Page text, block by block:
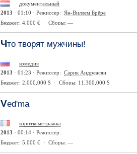
документальный
2013 · 01:10 · Режиссер:
Ян-Виллем Брёре
Бюджет: 4,000 € · Сборы: —
Что творят мужчины!
комедия
2013 · 01:23 · Режиссер: Сарик Андреасян
Бюджет: 2,000,000 $ · Сборы: 11,300,000 $
Ved'ma
короткометражка
2013 · 00:14 · Режиссер:
Бюджет: 5,000 € · Сборы: —